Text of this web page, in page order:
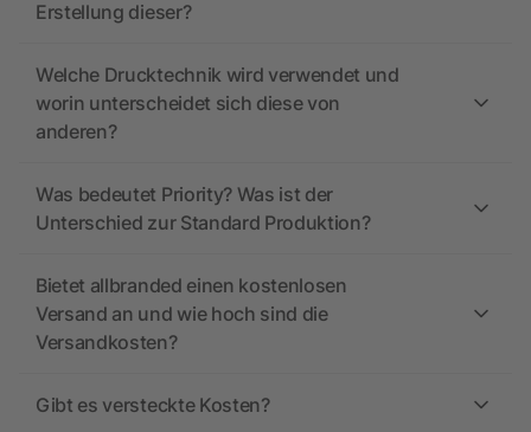
Erstellung dieser?
Welche Drucktechnik wird verwendet und
worin unterscheidet sich diese von
anderen?
Was bedeutet Priority? Was ist der
Unterschied zur Standard Produktion?
Bietet allbranded einen kostenlosen
Versand an und wie hoch sind die
Versandkosten?
Gibt es versteckte Kosten?